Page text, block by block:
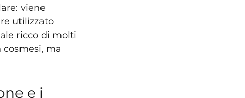
viene
utilizzato
ricco di molti
ma
e i